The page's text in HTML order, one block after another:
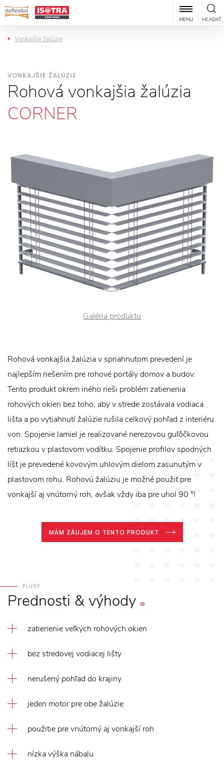
HĽADAŤ
MENU
Vonkajšie žalúzie
VONKAJŠIE ŽALÚZIE
Rohová vonkajšia žalúzia
CORNER
Galéria produktu
Rohová vonkajšia žalúzia v spriahnutom prevedení je
najlepším riešením pre rohové portály domov a budov.
Tento produkt okrem iného rieši problém zatienenia
rohových okien bez toho, aby v strede zostávala vodiaca
lišta a po vytiahnutí žalúzie rušila celkový pohľad z interiéru
von. Spojenie lamiel je realizované nerezovou guľôčkovou
retiazkou v plastovom vodítku. Spojenie profilov spodných
líšt je prevedené kovovým uhlovým dielom zasunutým v
plastovom rohu. Rohovú žalúziu je možné použiť pre
vonkajší aj vnútorný roh, avšak vždy iba pre uhol 90 °!
MÁM ZÁUJEM O TENTO PRODUKT
PLUSY
Prednosti &výhody
zatienenie veľkých rohových okien
bez stredovej vodiacej lišty
nerušený pohľad do krajiny
jeden motor pre obe žalúzie
použitie pre vnútorný aj vonkajší roh
nízka výška nábalu